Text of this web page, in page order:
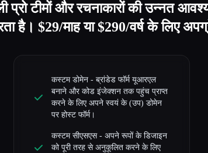
प्रो टीमों और रचनाकारों की उन्नत
है। $29/माह या $290/वर्ष के लिए
कस्टम डोमेन - ब्रांडेड फॉर्म यूआरएल
बनाने और कोड इंजेक्शन तक पहुंच प्राप्त
करने के लिए अपने स्वयं के (उप) डोमेन
पर होस्ट फॉर्म।
कस्टम सीएसएस - अपने रूपों के डिजाइन
को पूरी तरह से अनुकूलित करने के लिए